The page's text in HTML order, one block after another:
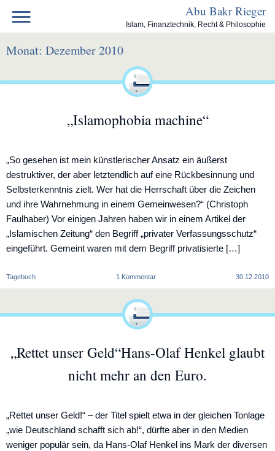
content
Abu Bakr Rieger
Islam, Finanztechnik, Recht & Philosophie
Monat: Dezember 2010
„Islamophobia machine“
„So gesehen ist mein künstlerischer Ansatz ein äußerst
destruktiver, der aber letztendlich auf eine Rückbesinnung und
Selbsterkenntnis zielt. Wer hat die Herrschaft über die Zeichen
und ihre Wahrnehmung in einem Gemeinwesen?“ (Christoph
Faulhaber) Vor einigen Jahren haben wir in einem Artikel der
„Islamischen Zeitung“ den Begriff „privater Verfassungsschutz“
eingeführt. Gemeint waren mit dem Begriff privatisierte […]
Tagebuch 1 Kommentarzu
„Islamophobia
30.12.2010
„Rettet unser Geld“Hans-Olaf Henkel glaubt
nicht mehr an den Euro.
„Rettet unser Geld!“ – der Titel spielt etwa in der gleichen Tonlage
„wie Deutschland schafft sich ab!“, dürfte aber in den Medien
weniger populär sein, da Hans-Olaf Henkel ins Mark der diversen